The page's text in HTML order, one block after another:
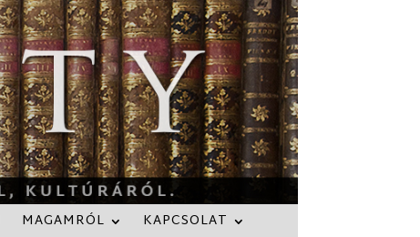
MAGAMRÓL KAPCSOLAT